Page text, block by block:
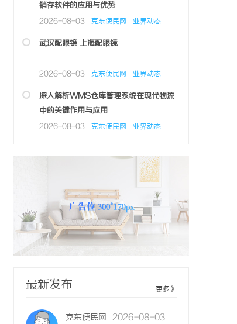
销存软件的应用与优势
2026-08-03 克东便民网 业界动态
武汉配眼镜 上海配眼镜
2026-08-03 克东便民网 业界动态
深入解析WMS仓库管理系统在现代物流
中的关键作用与应用
2026-08-03 克东便民网 业界动态
最新发布 更多》
2026-07-31
武汉配眼镜 上海配眼镜
克东便民网 2026-08-03
深入了解成都私家侦探：专业服务与行业现状全解析
武汉配眼镜 上海配眼镜
克东便民网 2026-08-03